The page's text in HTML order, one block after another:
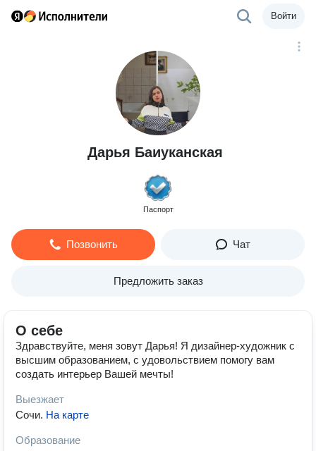
Войти
Дарья Баиуканская
Паспорт
Позвонить Чат
Предложить заказ
О себе
Здравствуйте, меня зовут Дарья! Я дизайнер-художник с
высшим образованием, с удовольствием помогу вам
создать интерьер Вашей мечты!
Выезжает
Сочи. На карте
Образование